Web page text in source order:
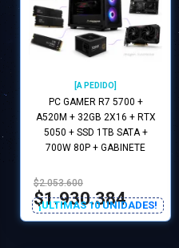
[A PEDIDO]
PC GAMER R7 5700 +
A520M + 32GB 2X16 + RTX
5050 + SSD 1TB SATA +
700W 80P + GABINETE
$2.053.600
$1.930.384
¡ULTIMAS 10 UNIDADES!